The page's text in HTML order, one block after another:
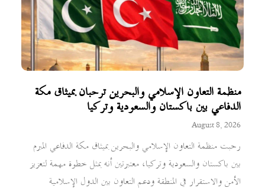
منظمة التعاون الإسلامي والبحرين ترحبان بميثاق مكة
الدفاعي بين باكستان والسعودية وتركيا
August 8, 2026
رحبت منظمة التعاون الإسلامي والبحرين بميثاق مكة الدفاعي المبرم
بين باكستان والسعودية وتركيا، معتبرتين أنه يمثل خطوة مهمة لتعزيز
الأمن والاستقرار في المنطقة ودعم التعاون بين الدول الإسلامية